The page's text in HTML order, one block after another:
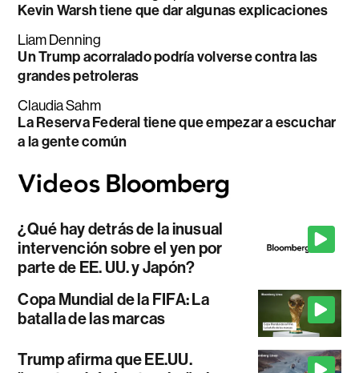
Kevin Warsh tiene que dar algunas explicaciones
Liam Denning
Un Trump acorralado podría volverse contra las
grandes petroleras
Claudia Sahm
La Reserva Federal tiene que empezar a escuchar
a la gente común
¿Qué hay detrás de la inusual
intervención sobre el yen por
parte de EE. UU. y Japón?
Copa Mundial de la FIFA: La
batalla de las marcas
Trump afirma que EE.UU.